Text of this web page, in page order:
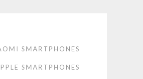
SMARTPHONES
SMARTPHONES